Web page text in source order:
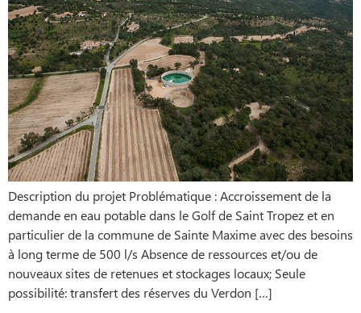
Description du projet Problématique : Accroissement de la
demande en eau potable dans le Golf de Saint Tropez et en
particulier de la commune de Sainte Maxime avec des besoins
à long terme de 500 l/s Absence de ressources et/ou de
nouveaux sites de retenues et stockages locaux; Seule
possibilité: transfert des réserves du Verdon […]